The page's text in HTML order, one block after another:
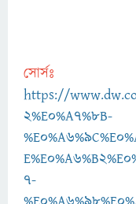
সোর্সঃ
https://
2%E0%A7%8B-
7-